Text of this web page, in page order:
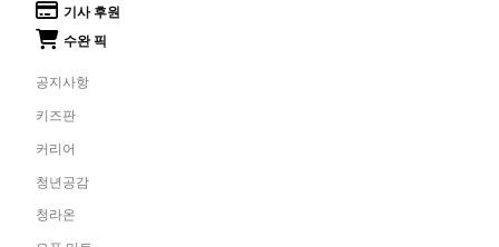
기사 후원
수완 픽
공지사항
키즈판
커리어
청년공감
청라온